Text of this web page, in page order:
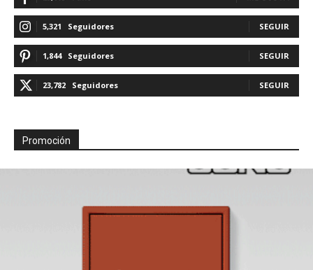
5,321 Seguidores SEGUIR
1,844 Seguidores SEGUIR
23,782 Seguidores SEGUIR
Promoción